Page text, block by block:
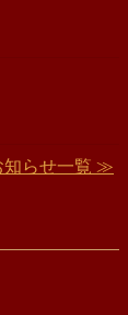
知らせ一覧 ≫